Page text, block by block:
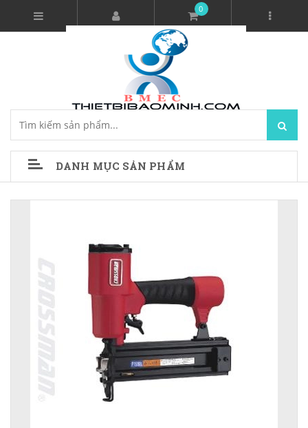
0
DANH MỤC SẢN PHẨM